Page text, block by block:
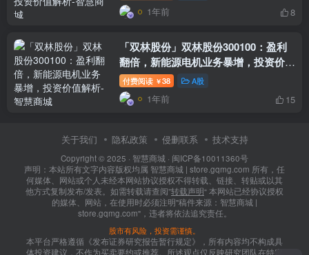
1年前 8
「双林股份」双林股份300100：盈利
翻倍，新能源电机业务暴增，投资价值
解析
付费阅读 ￥38 A股
1年前 15
关于我们 隐私政策 侵删联系 技术支持
Copyright © 2025 · 智慧商城 · 闽ICP备10011360号
声明：本站所有文字内容版权均属 智慧商城 | store.gqmg.com 所有，任
何媒体、网站或个人未经本网站协议授权不得转载、链接、转贴或以其
他方式复制发布/发表。如需转载请查阅”转载声明“ 本网站已经协议授权
的媒体、网站，在使用时必须注明"稿件来源：智慧商城 |
store.gqmg.com"，违者将依法追究责任。
股市有风险，投资需谨慎。
本平台严格遵循《发布证券研究报告暂行规定》，所有内容均不构成具
体投资建议，不作为买卖要约或推荐。所述观点仅反映研究团队在特定